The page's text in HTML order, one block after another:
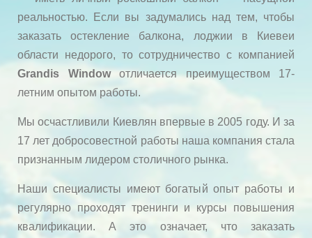
реальностью. Если вы задумались над тем, чтобы
заказать остекление балкона, лоджии в Киевеи
области недорого, то сотрудничество с компанией
Grandis Windowотличается преимуществом 17-
летним опытом работы.
Мы осчастливили Киевлян впервые в 2005 году. И за
17 лет добросовестной работы наша компания стала
признанным лидером столичного рынка.
Наши специалисты имеют богатый опыт работы и
регулярно проходят тренинги и курсы повышения
квалификации. А это означает, что заказать